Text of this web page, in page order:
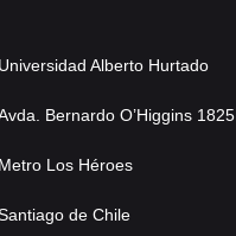
Universidad Alberto Hurtado
Bernardo O’Higgins 1825
Metro Los Héroes
de Chile